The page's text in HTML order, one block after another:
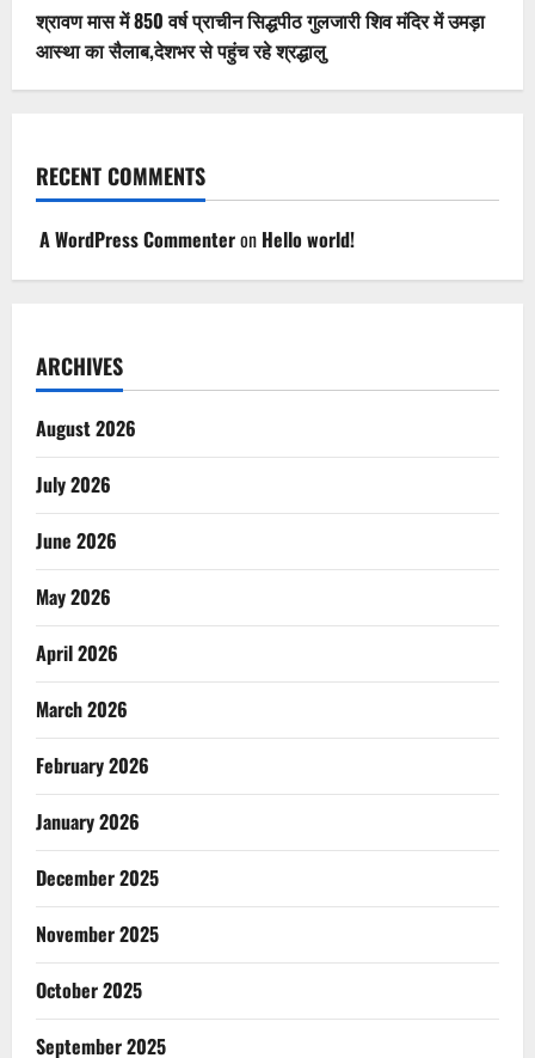
श्रावण मास में 850 वर्ष प्राचीन सिद्धपीठ गुलजारी शिव मंदिर में उमड़ा
आस्था का सैलाब,देशभर से पहुंच रहे श्रद्धालु
RECENT COMMENTS
A WordPress Commenteron Hello world!
ARCHIVES
August 2026
July 2026
June 2026
May 2026
April 2026
March 2026
February 2026
January 2026
December 2025
November 2025
October 2025
September 2025